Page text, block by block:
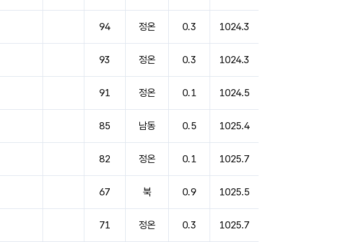
94 정온 0.3 1024.3
93 정온 0.3 1024.3
91 정온 0.1 1024.5
85 남동 0.5 1025.4
82 정온 0.1 1025.7
67 북 0.9 1025.5
71 정온 0.3 1025.7